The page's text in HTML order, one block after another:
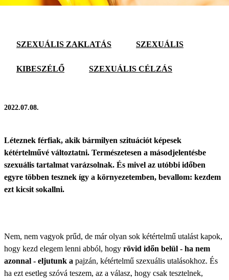
SZEXUÁLIS ZAKLATÁS SZEXUÁLIS
KIBESZÉLŐ SZEXUÁLIS CÉLZÁS
2022.07.08.
Léteznek férfiak, akik bármilyen szituációt képesek
kétértelművé változtatni. Természetesen a másodjelentésbe
szexuális tartalmat varázsolnak. És mivel az utóbbi időben
egyre többen tesznek így a környezetemben, bevallom: kezdem
ezt kicsit sokallni.
Nem, nem vagyok prűd, de már olyan sok kétértelmű utalást kapok,
hogy kezd elegem lenni abból, hogy rövid időn belül - ha nem
azonnal - eljutunk a pajzán, kétértelmű szexuális utalásokhoz. És
ha ezt esetleg szóvá teszem, az a válasz, hogy csak tesztelnek,